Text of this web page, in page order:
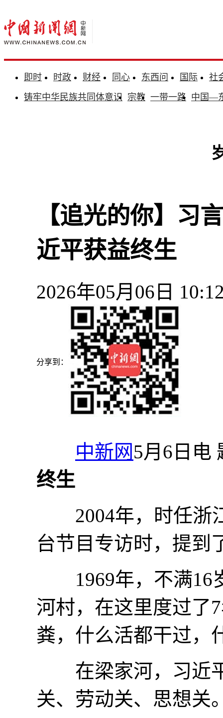
即时 时政 财经 同心 东西问 国际
社
铸牢中华民族共同体意识 宗教 一带一路 中国—
【追光的你】习
近平获益终生
2026年05月06日
分享到：
中新网5月6日电
终生
2004年，时任浙江
台节目专访时，提到
1969年，不满16
河村，在这里度过了
粪，什么活都干过，
在梁家河，习近平
关、劳动关、思想关